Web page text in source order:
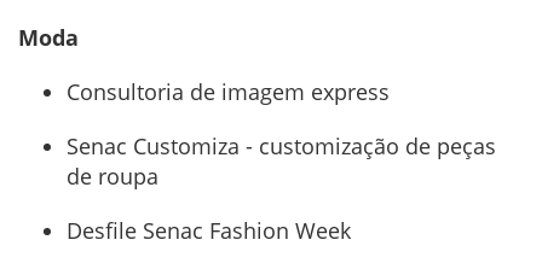
Moda
Consultoria de imagem express
Senac Customiza - customização de peças
de roupa
Desfile Senac Fashion Week